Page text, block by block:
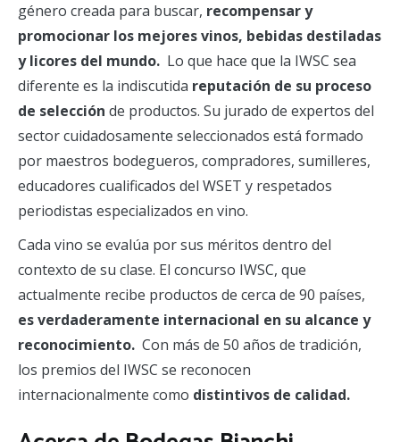
género creada para buscar, recompensar y
promocionar los mejores vinos, bebidas destiladas
y licores del mundo. Lo que hace que la IWSC sea
diferente es la indiscutida reputación de su proceso
de selección de productos. Su jurado de expertos del
sector cuidadosamente seleccionados está formado
por maestros bodegueros, compradores, sumilleres,
educadores cualificados del WSET y respetados
periodistas especializados en vino.
Cada vino se evalúa por sus méritos dentro del
contexto de su clase. El concurso IWSC, que
actualmente recibe productos de cerca de 90 países,
es verdaderamente internacional en su alcance y
reconocimiento. Con más de 50 años de tradición,
los premios del IWSC se reconocen
internacionalmente como distintivos de calidad.